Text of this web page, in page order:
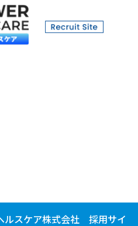
求めることができます。
本人以外への個人情報の漏
る個人情報の改ざんを防止
であることの確認をさせて
親会社、当社の子会社及び
といいます）全社の選考を
を行っていく為、当社にて
当社コーポレートサイトの
いに関するプライバシーポ
社スケア株式会社 採用サイ